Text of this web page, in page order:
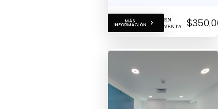
MÁS
INFORMACIÓN
EN
VENTA